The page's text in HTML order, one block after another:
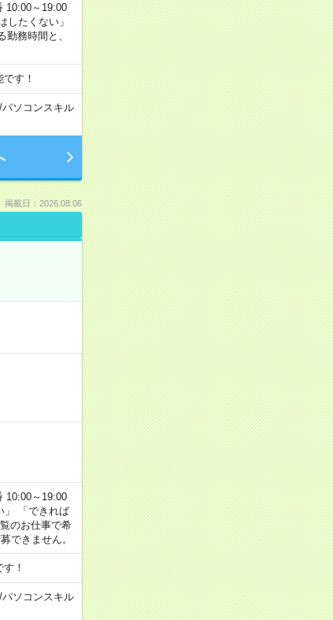
10:00～19:00
したくない」
務時間と、
す！
/パソコンスキル
掲載日：2026.08.06
10:00～19:00
」 「できれば
のお仕事で希
できません。
！
/パソコンスキル